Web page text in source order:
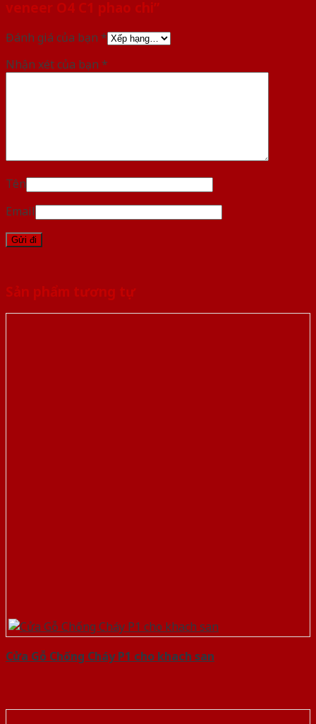
veneer O4 C1 phao chi”
Đánh giá của bạn *
Nhận xét của bạn *
Tên
Email
Sản phẩm tương tự
Cửa Gỗ Chống Cháy P1 cho khach san